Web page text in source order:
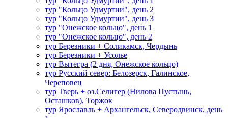
тур "Кольцо Удмуртии", день 2
тур "Кольцо Удмуртии", день 3
тур "Онежское кольцо", день 1
тур "Онежское кольцо", день 2
тур Березники + Соликамск, Чердынь
тур Березники + Усолье
тур Вытегра (2 дня, Онежское кольцо)
тур Русский север: Белозерск, Галинское,
Череповец
тур Тверь + оз.Селигер (Нилова Пустынь,
Осташков), Торжок
тур Ярославль + Архангельск, Северодвинск, день